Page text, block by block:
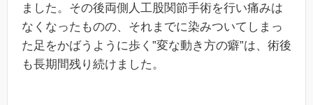
ました。その後両側人工股関節手術を行い痛みは
なくなったものの、それまでに染みついてしまっ
た足をかばうように歩く”変な動き方の癖”は、術後
も長期間残り続けました。